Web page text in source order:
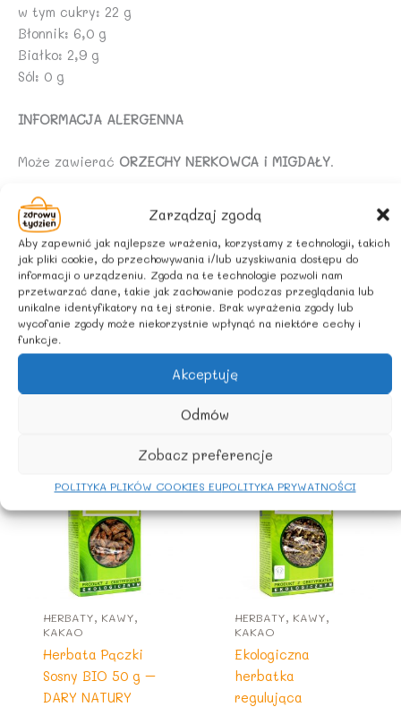
Zarządzaj zgodą
Aby zapewnić jak najlepsze wrażenia, korzystamy z technologii, takich
jak pliki cookie, do przechowywania i/lub uzyskiwania dostępu do
informacji o urządzeniu. Zgoda na te technologie pozwoli nam
przetwarzać dane, takie jak zachowanie podczas przeglądania lub
unikalne identyfikatory na tej stronie. Brak wyrażenia zgody lub
wycofanie zgody może niekorzystnie wpłynąć na niektóre cechy i
funkcje.
Akceptuję
Odmów
Zobacz preferencje
POLITYKA PLIKÓW COOKIES EUPOLITYKA PRYWATNOŚCI
w tym cukry: 22 g
Błonnik: 6,0 g
Białko: 2,9 g
Sól: 0 g
INFORMACJA ALERGENNA
Może zawierać ORZECHY NERKOWCA i MIGDAŁY.
ZALECANE WARUNKI PRZECHOWYWANIA
Przechowywać w suchym i chłodnym miejscu.
POCHODZENIE SKŁADNIKÓW
Rolnictwo spoza UE
Podobne produkty
HERBATY, KAWY,
KAKAO
Herbata Pączki
Sosny BIO 50 g –
DARY NATURY
HERBATY, KAWY,
KAKAO
Ekologiczna
herbatka
regulująca